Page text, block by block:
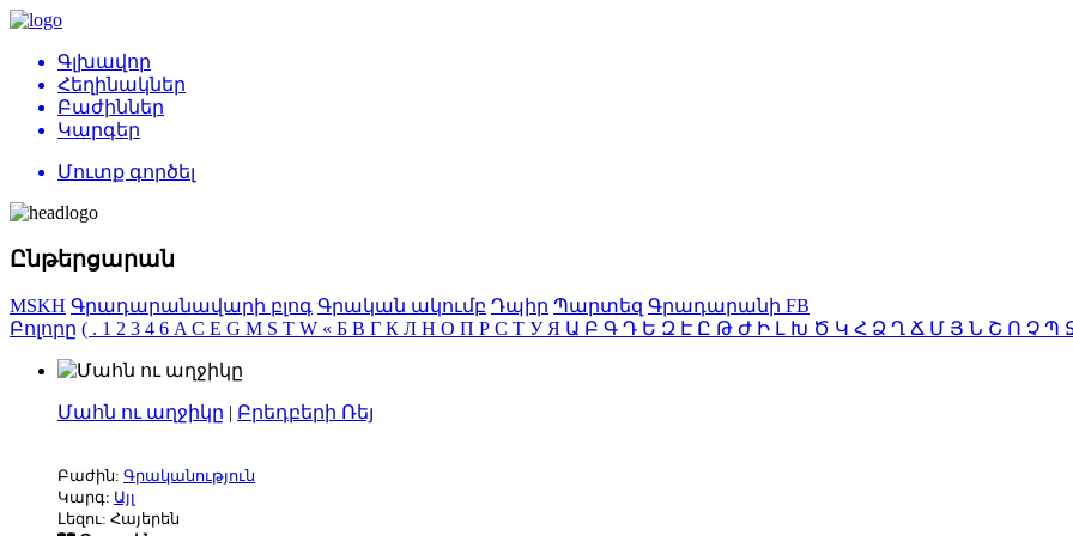
Գլխավոր
Հեղինակներ
Բաժիններ
Կարգեր
Մուտք գործել
Ընթերցարան
MSKH Գրադարանավարի բլոգ Գրական ակումբ Դպիր Պարտեզ Գրադարանի FB
Բոլորը ( . 1 2 3 4 6 AC E G M S T W « Б В Г К Л Н О П Р С Т УЯ Ա Բ Գ Դ Ե Զ Է Ը Թ Ժ Ի Լ Խ Ծ Կ Հ Ձ Ղ Ճ Մ Յ Ն Շ Ո Չ Պ
Մահն ու աղջիկը | Բրեդբերի Ռեյ
Բաժին: Գրականություն
Կարգ: Այլ
Լեզու: Հայերեն